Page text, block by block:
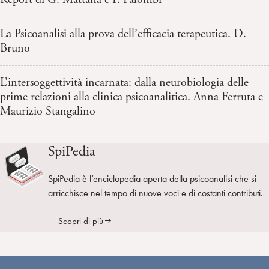
La Psicoanalisi alla prova dell’efficacia terapeutica. D.
Bruno
L’intersoggettività incarnata: dalla neurobiologia delle
prime relazioni alla clinica psicoanalitica. Anna Ferruta e
Maurizio Stangalino
SpiPedia
SpiPedia è l’enciclopedia aperta della psicoanalisi che si
arricchisce nel tempo di nuove voci e di costanti contributi.
Scopri di più